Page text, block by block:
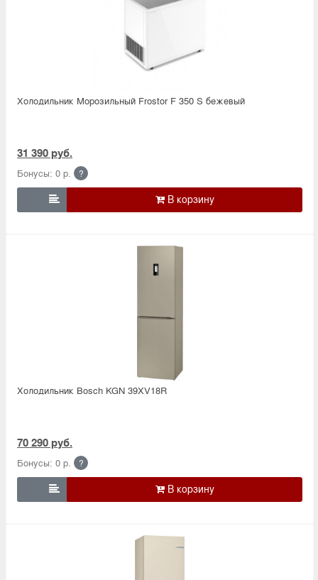
Холодильник Морозильный Frostor F 350 S бежевый
31 390 руб.
Бонусы: 0 р. ?

Холодильник Bosсh KGN 39XV18R
70 290 руб.
Бонусы: 0 р. ?
